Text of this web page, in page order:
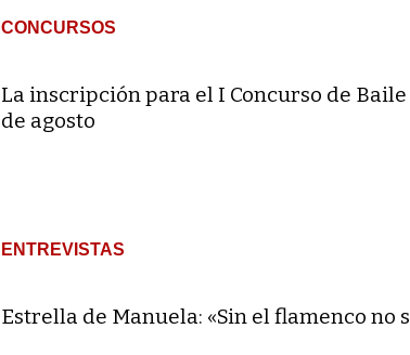
CONCURSOS
La inscripción para el I Concurso de
de agosto
ENTREVISTAS
Estrella de Manuela: «Sin el flamenco no